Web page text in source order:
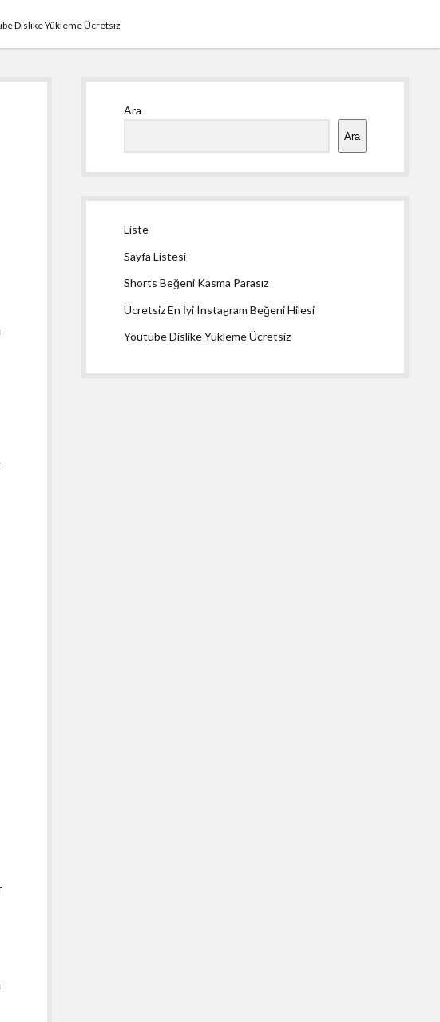
Dislike Yükleme Ücretsiz
Ara
Ara
Liste
Sayfa Listesi
Shorts Beğeni Kasma Parasız
Ücretsiz En İyi Instagram Beğeni Hilesi
Youtube Dislike Yükleme Ücretsiz